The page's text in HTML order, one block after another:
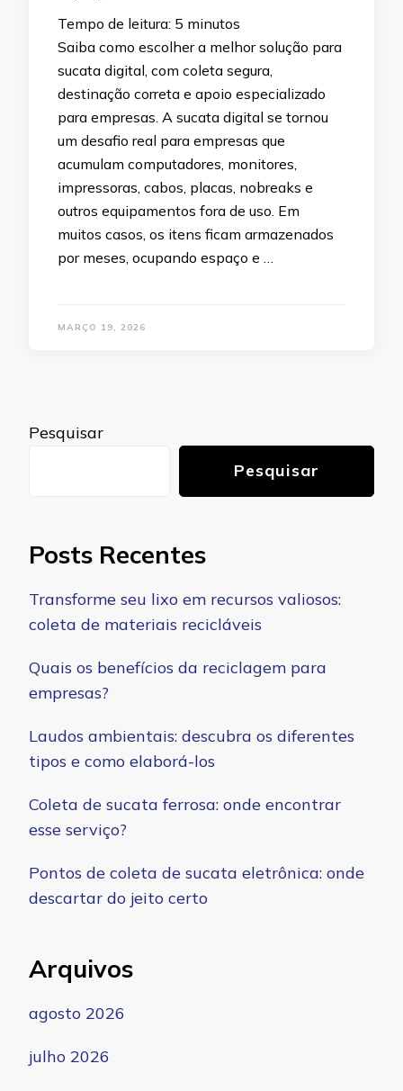
Tempo de leitura: 5 minutos
Saiba como escolher a melhor solução para
sucata digital, com coleta segura,
destinação correta e apoio especializado
para empresas. A sucata digital se tornou
um desafio real para empresas que
acumulam computadores, monitores,
impressoras, cabos, placas, nobreaks e
outros equipamentos fora de uso. Em
muitos casos, os itens ficam armazenados
por meses, ocupando espaço e …
MARÇO 19, 2026
Pesquisar
Pesquisar
Posts Recentes
Transforme seu lixo em recursos valiosos:
coleta de materiais recicláveis
Quais os benefícios da reciclagem para
empresas?
Laudos ambientais: descubra os diferentes
tipos e como elaborá-los
Coleta de sucata ferrosa: onde encontrar
esse serviço?
Pontos de coleta de sucata eletrônica: onde
descartar do jeito certo
Arquivos
agosto 2026
julho 2026